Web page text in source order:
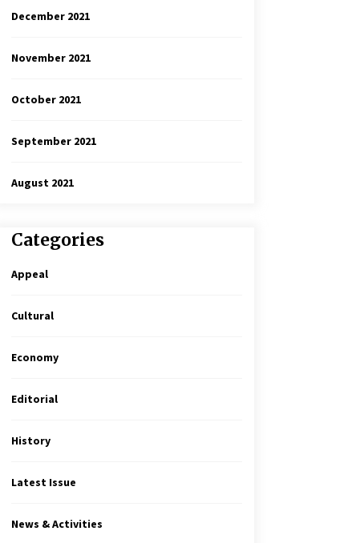
December 2021
November 2021
October 2021
September 2021
August 2021
Categories
Appeal
Cultural
Economy
Editorial
History
Latest Issue
News & Activities